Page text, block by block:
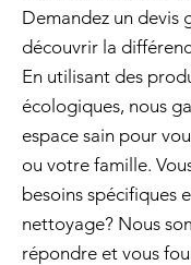
Demandez un devis
découvrir la
En utilisant des
écologiques, nous
espace sain pour
ou votre famille.
besoins spécifiques
nettoyage? Nous
répondre et vous